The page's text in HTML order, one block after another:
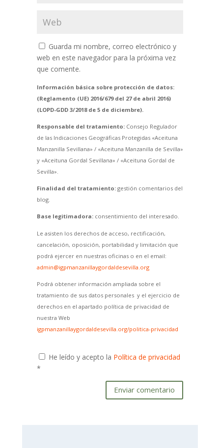
Guarda mi nombre, correo electrónico y
web en este navegador para la próxima vez
que comente.
Información básica sobre protección de datos:
(Reglamento (UE) 2016/679 del 27 de abril 2016)
(LOPD-GDD 3/2018 de 5 de diciembre).
Responsable del tratamiento:Consejo Regulador
de las Indicaciones Geográficas Protegidas «Aceituna
Manzanilla Sevillana» / «Aceituna Manzanilla de Sevilla»
y «Aceituna Gordal Sevillana» / «Aceituna Gordal de
Sevilla».
Finalidad del tratamiento:gestión comentarios del
blog.
Base legitimadora:consentimiento del interesado.
Le asisten los derechos de acceso, rectificación,
cancelación, oposición, portabilidad y limitación que
podrá ejercer en nuestras oficinas o en el email:
admin@igpmanzanillaygordaldesevilla.org
Podrá obtener información ampliada sobre el
tratamiento de sus datos personales y el ejercicio de
derechos en el apartado política de privacidad de
nuestra Web
igpmanzanillaygordaldesevilla.org/politica-privacidad
He leído y acepto la Política de privacidad
*
Enviar comentario